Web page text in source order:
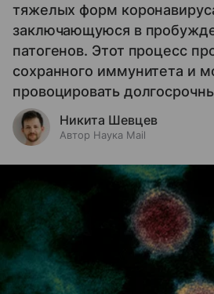
тяжелых форм
заключающуюся в
патогенов. Этот процесс
сохранного иммунитета и
провоцировать
Никита Шевцев
Автор Наука Mail